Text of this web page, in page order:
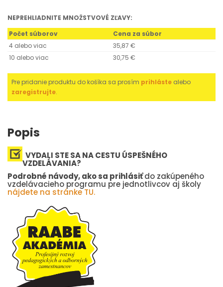
NEPREHLIADNITE MNOŽSTVOVÉ ZĽAVY:
Počet súborov
Cena za súbor
4 alebo viac
35,87 €
10 alebo viac
30,75 €
Pre pridanie produktu do košíka sa prosím prihláste alebo
zaregistrujte.
Popis
VYDALI STE SA NA CESTU ÚSPEŠNÉHO
VZDELÁVANIA?
Podrobné návody, ako sa prihlásiťdo zakúpeného
vzdelávacieho programu pre jednotlivcov aj školy
nájdete na stránke TU.